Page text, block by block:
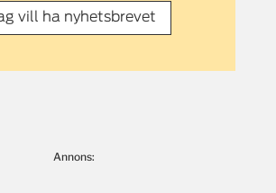
vill ha nyhetsbrevet
Annons: